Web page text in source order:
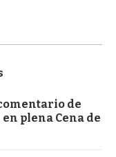
de
plena Cena de